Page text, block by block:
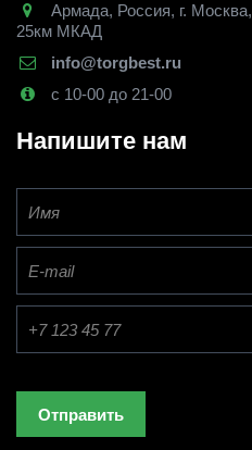
Армада, Россия, г. Москва,
25км МКАД
info@torgbest.ru
с 10-00 до 21-00
Напишите нам
Отправить